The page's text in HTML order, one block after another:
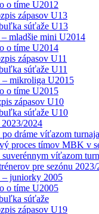
o tíme U2012
zápasov U13
súťaže U13
mladšie mini U2014
o tíme U2014
zápasov U11
súťaže U11
mikroliga U2015
o tíme U2015
zápasov U10
súťaže U10
2024
dráme víťazom
proces tímov MBK v
víťazom
pre sezónu 2023/
juniorky 2005
o tíme U2005
súťaže
zápasov U19